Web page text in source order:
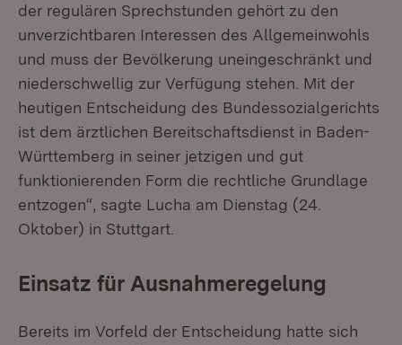
der regulären Sprechstunden gehört zu den
unverzichtbaren Interessen des Allgemeinwohls
und muss der Bevölkerung uneingeschränkt und
niederschwellig zur Verfügung stehen. Mit der
heutigen Entscheidung des Bundessozialgerichts
ist dem ärztlichen Bereitschaftsdienst in Baden-
Württemberg in seiner jetzigen und gut
funktionierenden Form die rechtliche Grundlage
entzogen“, sagte Lucha am Dienstag (24.
Oktober) in Stuttgart.
Einsatz für Ausnahmeregelung
Bereits im Vorfeld der Entscheidung hatte sich